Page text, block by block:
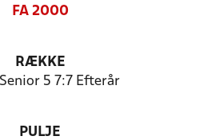
FA 2000
RÆKKE
5 7:7 Efterår
PULJE